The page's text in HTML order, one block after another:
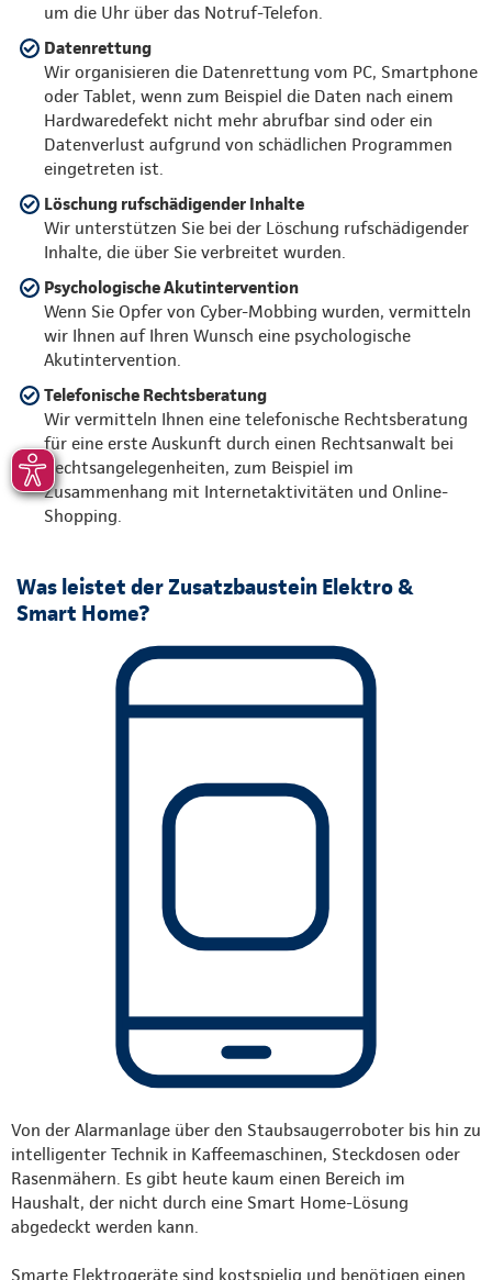
um die Uhr über das Notruf-Telefon.
Datenrettung
Wir organisieren die Datenrettung vom PC, Smartphone
oder Tablet, wenn zum Beispiel die Daten nach einem
Hardwaredefekt nicht mehr abrufbar sind oder ein
Datenverlust aufgrund von schädlichen Programmen
eingetreten ist.
Löschung rufschädigender Inhalte
Wir unterstützen Sie bei der Löschung rufschädigender
Inhalte, die über Sie verbreitet wurden.
Psychologische Akutintervention
Wenn Sie Opfer von Cyber-Mobbing wurden, vermitteln
wir Ihnen auf Ihren Wunsch eine psychologische
Akutintervention.
Telefonische Rechtsberatung
Wir vermitteln Ihnen eine telefonische Rechtsberatung
für eine erste Auskunft durch einen Rechtsanwalt bei
Rechtsangelegenheiten, zum Beispiel im
Zusammenhang mit Internetaktivitäten und Online-
Shopping.
Was leistet der Zusatzbaustein Elektro &
Smart Home?
Von der Alarmanlage über den Staubsaugerroboter bis hin zu
intelligenter Technik in Kaffeemaschinen, Steckdosen oder
Rasenmähern. Es gibt heute kaum einen Bereich im
Haushalt, der nicht durch eine Smart Home-Lösung
abgedeckt werden kann.
Smarte Elektrogeräte sind kostspielig und benötigen einen